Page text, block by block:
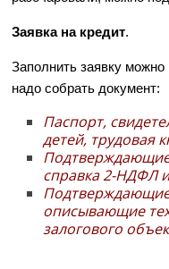
Заявка на кредит.
Заполнить заявку
надо собрать документ:
Паспорт,
детей, трудовая
справка 2-НДФЛ
описывающие
залогового